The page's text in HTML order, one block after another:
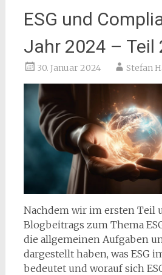
ESG und
Jahr 2024 – Teil
30. Januar 2024 Stefan
Nachdem wir im ersten Teil
Blogbeitrags zum Thema
die allgemeinen Aufgaben
dargestellt haben, was ESG
bedeutet und worauf sich